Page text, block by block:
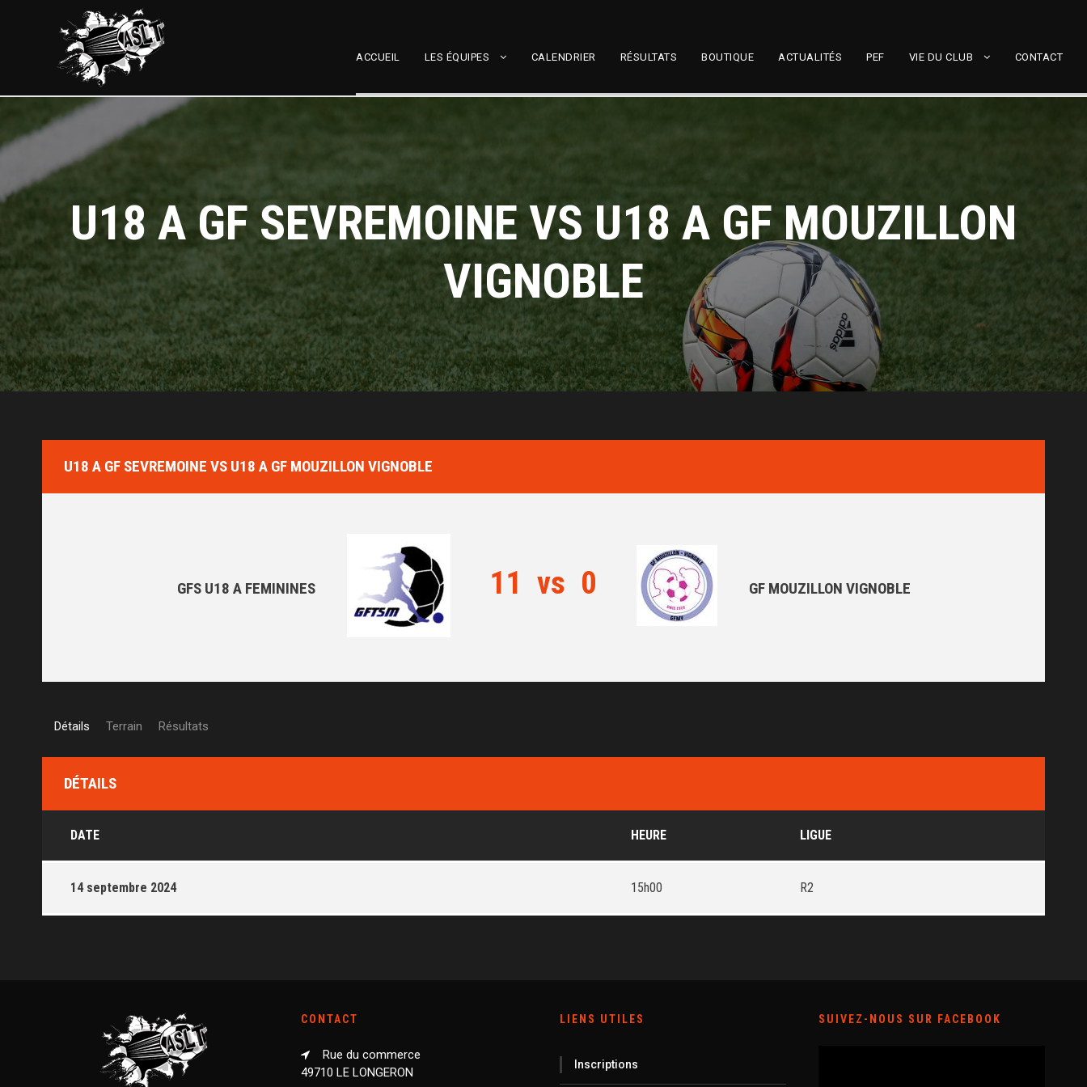
ACCUEIL LES ÉQUIPES CALENDRIER RÉSULTATS BOUTIQUE ACTUALITÉS PEF VIE DU CLUB CONTACT
U18 A GF SEVREMOINE VS U18 A GF MOUZILLON
VIGNOBLE
U18 A GF SEVREMOINE VS U18 A GF MOUZILLON VIGNOBLE
GFS U18 A FEMININES 11 vs 0 GF MOUZILLON VIGNOBLE
Détails Terrain Résultats
DÉTAILS
DATE HEURE LIGUE
14 septembre 2024 15h00 R2
CONTACT
Rue du commerce
49710 LE LONGERON
LIENS UTILES
Inscriptions
SUIVEZ-NOUS SUR FACEBOOK